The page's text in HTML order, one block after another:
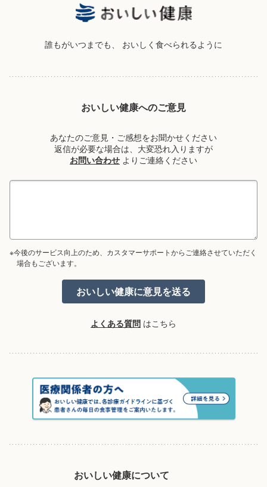
誰もがいつまでも、 おいしく食べられるように
おいしい健康へのご意見
あなたのご意見・ご感想をお聞かせください
返信が必要な場合は、大変恐れ入りますが
お問い合わせ よりご連絡ください
※今後のサービス向上のため、カスタマーサポートからご連絡させていただく
場合もございます。
よくある質問 はこちら
おいしい健康について